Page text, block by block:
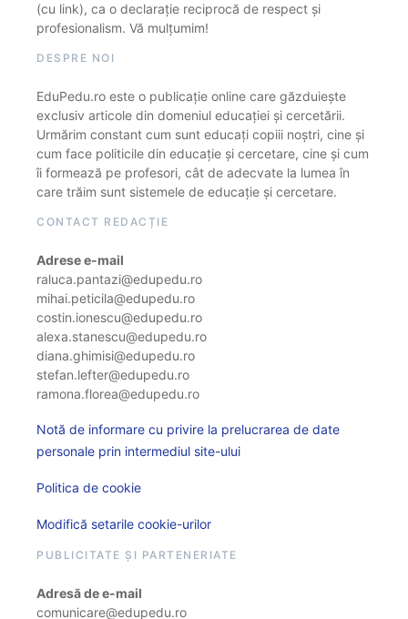
(cu link), ca o declarație reciprocă de respect și
profesionalism. Vă mulțumim!
DESPRE NOI
EduPedu.ro este o publicație online care găzduiește
exclusiv articole din domeniul educației și cercetării.
Urmărim constant cum sunt educați copiii noștri, cine și
cum face politicile din educație și cercetare, cine și cum
îi formează pe profesori, cât de adecvate la lumea în
care trăim sunt sistemele de educație și cercetare.
CONTACT REDACȚIE
Adrese e-mail
raluca.pantazi@edupedu.ro
mihai.peticila@edupedu.ro
costin.ionescu@edupedu.ro
alexa.stanescu@edupedu.ro
diana.ghimisi@edupedu.ro
stefan.lefter@edupedu.ro
ramona.florea@edupedu.ro
Notă de informare cu privire la prelucrarea de date
personale prin intermediul site-ului
Politica de cookie
Modifică setarile cookie-urilor
PUBLICITATE ȘI PARTENERIATE
Adresă de e-mail
comunicare@edupedu.ro